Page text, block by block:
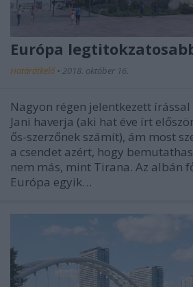
Európa
Határátkelő • 2018. október 16.
Nagyon régen jelentkezett
Jani haverja (aki hat éve írt
ős-szerzőnek számít), ám most
a csendet azért, hogy
nem más, mint Tirana. Az albán
Európa egyik…